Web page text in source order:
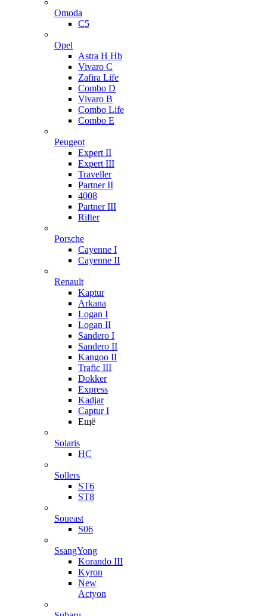
Omoda
C5
Opel
Astra H Hb
Vivaro C
Zafira Life
Combo D
Vivaro B
Combo Life
Combo E
Peugeot
Expert II
Expert III
Traveller
Partner II
4008
Partner III
Rifter
Porsche
Cayenne I
Cayenne II
Renault
Kaptur
Arkana
Logan I
Logan II
Sandero I
Sandero II
Kangoo II
Trafic III
Dokker
Express
Kadjar
Captur I
Ещё
Solaris
HC
Sollers
ST6
ST8
Soueast
S06
SsangYong
Korando III
Kyron
New
Actyon